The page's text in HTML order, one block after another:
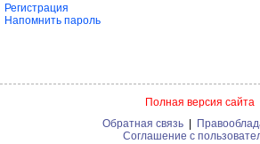
Регистрация
Напомнить пароль
Полная версия сайта
Обратная связь |
Соглашение с